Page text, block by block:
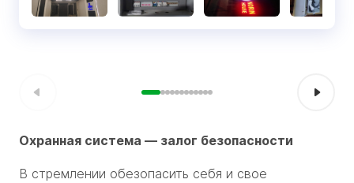
Охранная система — залог безопасности
В стремлении обезопасить себя и свое